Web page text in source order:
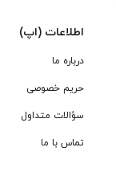
اطلاعات (اپ)
درباره ما
حریم خصوصی
سؤالات متداول
تماس با ما